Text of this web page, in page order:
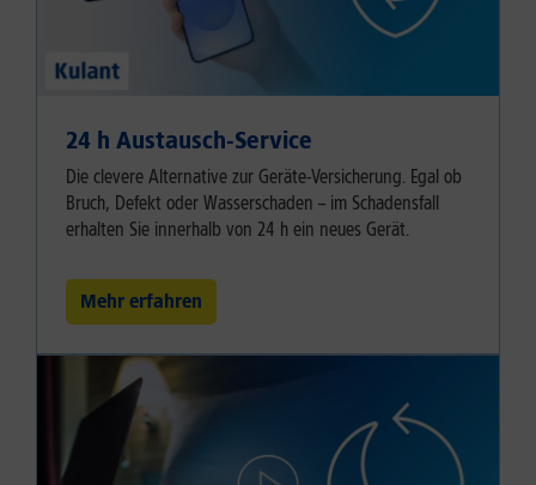
24 h Austausch-Service
Die clevere Alternative zur Geräte-Versicherung. Egal ob
Bruch, Defekt oder Wasserschaden – im Schadensfall
erhalten Sie innerhalb von 24 h ein neues Gerät.
Mehr erfahren